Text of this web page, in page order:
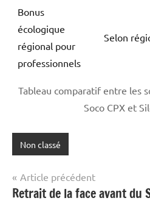
Bonus
écologique
régional pour
professionnels
Selon
Tableau comparatif entre les
Soco CPX et
Non classé
Navigation
de
Article précédent
Retrait de la face avant du